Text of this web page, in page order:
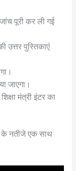
पूरी कर ली गई
उत्तर पुस्तिकाएं
जाएगा।
मंत्री इंटर का
के नतीजे एक साथ